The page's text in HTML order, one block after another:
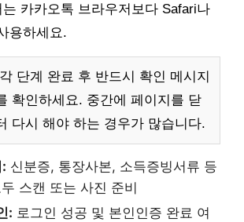
카카오톡 브라우저보다 Safari나
용하세요.
각 단계 완료 후 반드시 확인 메시지
확인하세요. 중간에 페이지를 닫
다시 해야 하는 경우가 많습니다.
신분증, 통장사본, 소득증빙서류 등
스캔 또는 사진 준비
: 로그인 성공 및 본인인증 완료 여